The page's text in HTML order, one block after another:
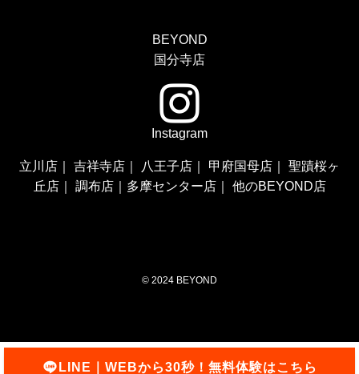
LINE｜WEBから30秒！無料体験はこちら
BEYOND
国分寺店
Instagram
立川店 ｜ 吉祥寺店 ｜ 八王子店 ｜ 甲府国母店 ｜ 聖蹟桜ヶ
丘店｜ 調布店｜ 多摩センター店｜ 他のBEYOND店
© 2024 BEYOND